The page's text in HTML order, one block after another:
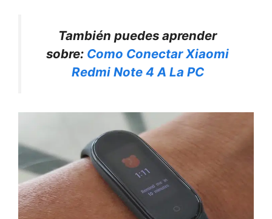
También puedes aprender
sobre: Como Conectar Xiaomi
Redmi Note 4 A La PC